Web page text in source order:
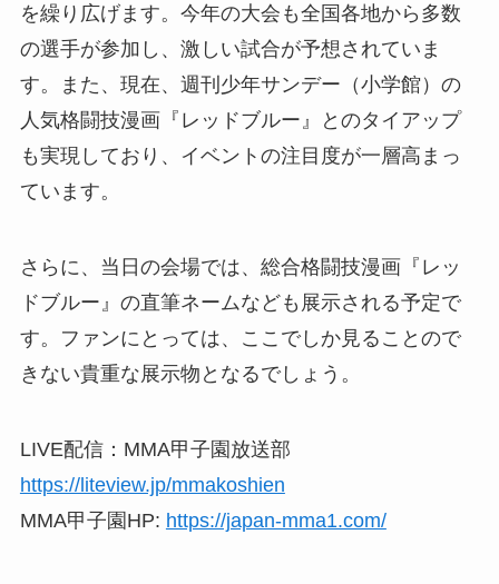
を繰り広げます。今年の大会も全国各地から多数
の選手が参加し、激しい試合が予想されていま
す。また、現在、週刊少年サンデー（小学館）の
人気格闘技漫画『レッドブルー』とのタイアップ
も実現しており、イベントの注目度が一層高まっ
ています。
さらに、当日の会場では、総合格闘技漫画『レッ
ドブルー』の直筆ネームなども展示される予定で
す。ファンにとっては、ここでしか見ることので
きない貴重な展示物となるでしょう。
LIVE配信：MMA甲子園放送部
https://liteview.jp/mmakoshien
MMA甲子園HP: https://japan-mma1.com/